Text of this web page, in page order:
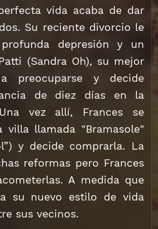
vida acaba de dar
Su reciente divorcio le
depresión y un
(Sandra Oh), su mejor
preocuparse y decide
de diez días en la
vez allí, Frances se
villa llamada "Bramasole"
y decide comprarla. La
reformas pero Frances
A medida que
su nuevo estilo de vida
sus vecinos.